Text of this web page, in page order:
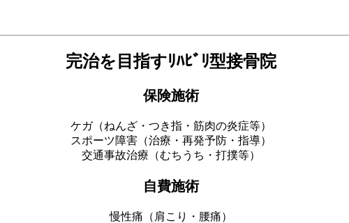
完治を目指すﾘﾊﾋﾞﾘ型接骨院
保険施術
ケガ（ねんざ・つき指・筋肉の炎症等）
スポーツ障害（治療・再発予防・指導）
交通事故治療（むちうち・打撲等）
自費施術
慢性痛（肩こり・腰痛）